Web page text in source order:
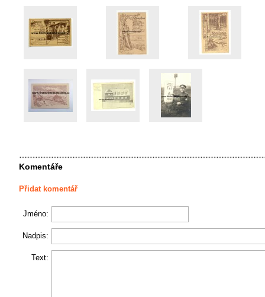
Komentáře
Přidat komentář
Jméno:
Nadpis:
Text: